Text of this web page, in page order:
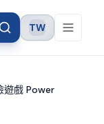
Language
TW
遊戲 Power